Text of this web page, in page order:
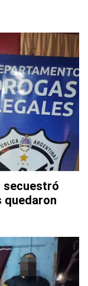
secuestró
quedaron